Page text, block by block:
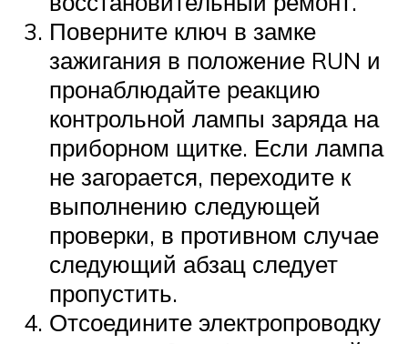
Поверните ключ в замке
зажигания в положение RUN и
пронаблюдайте реакцию
контрольной лампы заряда на
приборном щитке. Если лампа
не загорается, переходите к
выполнению следующей
проверки, в противном случае
следующий абзац следует
пропустить.
Отсоедините электропроводку